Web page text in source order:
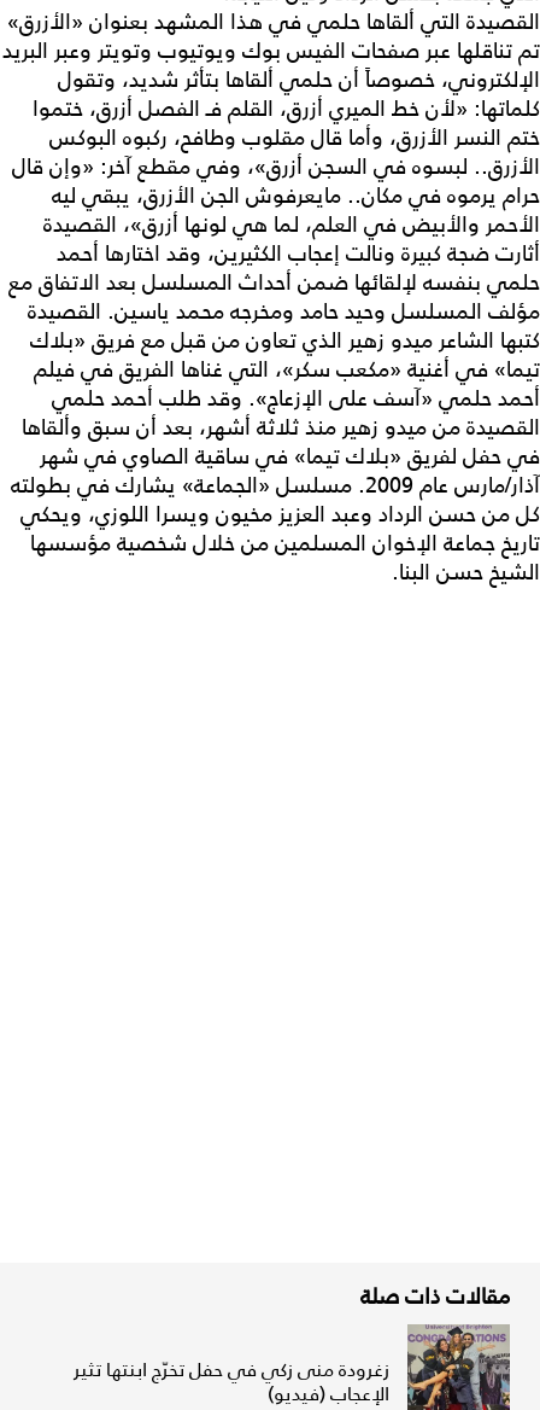
القصيدة التي ألقاها حلمي في هذا المشهد بعنوان «الأزرق»
تم تناقلها عبر صفحات الفيس بوك ويوتيوب وتويتر وعبر البريد
الإلكتروني، خصوصاً أن حلمي ألقاها بتأثر شديد، وتقول
كلماتها: «لأن خط الميري أزرق، القلم فـ الفصل أزرق، ختموا
ختم النسر الأزرق، وأما قال مقلوب وطافح، ركبوه البوكس
الأزرق.. لبسوه في السجن أزرق»، وفي مقطع آخر: «وإن قال
حرام يرموه في مكان.. مايعرفوش الجن الأزرق، يبقي ليه
الأحمر والأبيض في العلم، لما هي لونها أزرق»، القصيدة
أثارت ضجة كبيرة ونالت إعجاب الكثيرين، وقد اختارها أحمد
حلمي بنفسه لإلقائها ضمن أحداث المسلسل بعد الاتفاق مع
مؤلف المسلسل وحيد حامد ومخرجه محمد ياسين. القصيدة
كتبها الشاعر ميدو زهير الذي تعاون من قبل مع فريق «بلاك
تيما» في أغنية «مكعب سكر»، التي غناها الفريق في فيلم
أحمد حلمي «آسف على الإزعاج». وقد طلب أحمد حلمي
القصيدة من ميدو زهير منذ ثلاثة أشهر، بعد أن سبق وألقاها
في حفل لفريق «بلاك تيما» في ساقية الصاوي في شهر
آذار/مارس عام 2009. مسلسل «الجماعة» يشارك في بطولته
كل من حسن الرداد وعبد العزيز مخيون ويسرا اللوزي، ويحكي
تاريخ جماعة الإخوان المسلمين من خلال شخصية مؤسسها
الشيخ حسن البنا.
مقالات ذات صلة
زغرودة منى زكي في حفل تخرّج ابنتها تثير
الإعجاب (فيديو)